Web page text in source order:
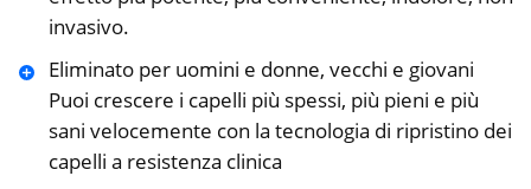
invasivo.
Eliminato per uomini e donne, vecchi e giovani
Puoi crescere i capelli più spessi, più pieni e più
sani velocemente con la tecnologia di ripristino dei
capelli a resistenza clinica